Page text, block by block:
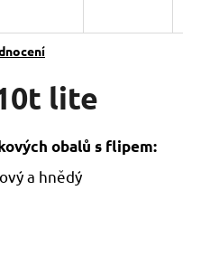
lite
obalů s flipem:
a hnědý